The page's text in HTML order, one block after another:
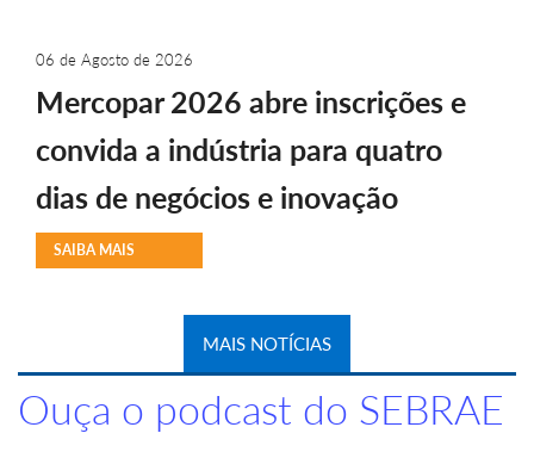
06 de Agosto de 2026
Mercopar 2026 abre inscrições e
convida a indústria para quatro
dias de negócios e inovação
SAIBA MAIS
MAIS NOTÍCIAS
Ouça o podcast do SEBRAE